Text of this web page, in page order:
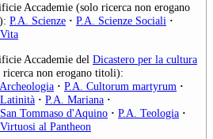
Accademie (solo ricerca non erogano
P.A. Scienze · P.A. Scienze Sociali ·
Accademie del Dicastero per la cultura
ricerca non erogano titoli):
· P.A. Cultorum martyrum ·
· P.A. Mariana ·
Tommaso d'Aquino · P.A. Teologia ·
al Pantheon